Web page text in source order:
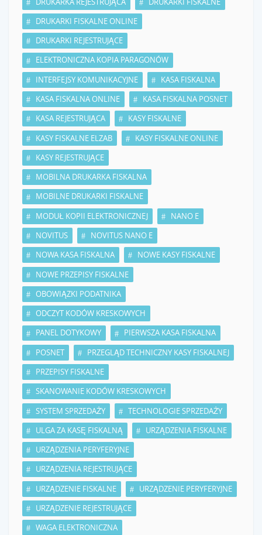
DRUKARKI FISKALNE ONLINE
DRUKARKI REJESTRUJĄCE
ELEKTRONICZNA KOPIA PARAGONÓW
INTERFEJSY KOMUNIKACYJNE
KASA FISKALNA
KASA FISKALNA ONLINE
KASA FISKALNA POSNET
KASA REJESTRUJĄCA
KASY FISKALNE
KASY FISKALNE ELZAB
KASY FISKALNE ONLINE
KASY REJESTRUJĄCE
MOBILNA DRUKARKA FISKALNA
MOBILNE DRUKARKI FISKALNE
MODUŁ KOPII ELEKTRONICZNEJ
NANO E
NOVITUS
NOVITUS NANO E
NOWA KASA FISKALNA
NOWE KASY FISKALNE
NOWE PRZEPISY FISKALNE
OBOWIĄZKI PODATNIKA
ODCZYT KODÓW KRESKOWYCH
PANEL DOTYKOWY
PIERWSZA KASA FISKALNA
POSNET
PRZEGLĄD TECHNICZNY KASY FISKALNEJ
PRZEPISY FISKALNE
SKANOWANIE KODÓW KRESKOWYCH
SYSTEM SPRZEDAŻY
TECHNOLOGIE SPRZEDAŻY
ULGA ZA KASĘ FISKALNĄ
URZĄDZENIA FISKALNE
URZĄDZENIA PERYFERYJNE
URZĄDZENIA REJESTRUJĄCE
URZĄDZENIE FISKALNE
URZĄDZENIE PERYFERYJNE
URZĄDZENIE REJESTRUJĄCE
WAGA ELEKTRONICZNA